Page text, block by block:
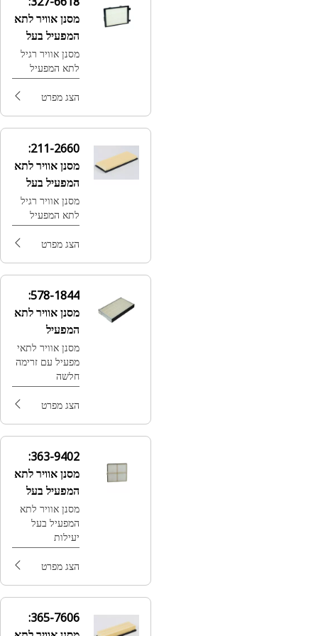
מסנן אוויר לתא
המפעיל בעל
יעילות
סטנדרטית
מסנן אוויר רגיל
לתא המפעיל
הצג מפרט
211-2660:
מסנן אוויר לתא
המפעיל בעל
יעילות
סטנדרטית
מסנן אוויר רגיל
לתא המפעיל
הצג מפרט
578-1844:
מסנן אוויר לתא
המפעיל
מסנן אוויר לתאי
מפעיל עם זרימה
חלשה
הצג מפרט
363-9402:
מסנן אוויר לתא
המפעיל בעל
יעילות
סטנדרטית
מסנן אוויר לתא
המפעיל בעל
יעילות
סטנדרטית
הצג מפרט
365-7606: